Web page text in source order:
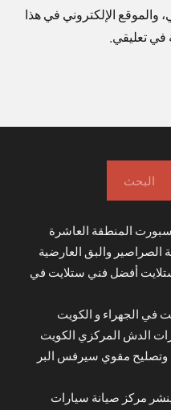
والموقع الإلكتروني في هذا
في تعليقي.
البحث
والبق العارضية
أفضل فني ستلايت في
في الجهراء و الكويت
الدش المركزي الكويت
مقوي سيرفس البر
مركز صيانة سيارات